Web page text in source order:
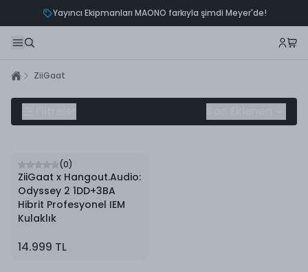
Yayıncı Ekipmanları MAONO farkıyla şimdi Meyer'de!
ZiiGaatZiiGaat
(0)
ZiiGaat x Hangout.Audio:
Odyssey 2 1DD+3BA
Hibrit Profesyonel IEM
Kulaklık
14.999 TL